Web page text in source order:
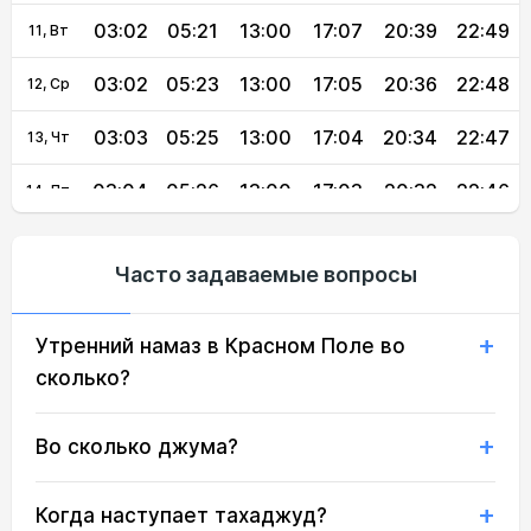
11, Вт 03:02 05:21 13:00 17:07 20:39 22:49
12, Ср 03:02 05:23 13:00 17:05 20:36 22:48
13, Чт 03:03 05:25 13:00 17:04 20:34 22:47
14, Пт 03:04 05:26 13:00 17:03 20:32 22:46
17, Пн 03:10 05:32 12:59 17:00 20:25 22:34
19, Ср 03:17 05:36 22:27
20, Чт 03:20 05:38 12:58 16:56 22:23
Часто задаваемые вопросы
Утренний намаз в Красном Поле во
сколько?
Во сколько джума?
Когда наступает тахаджуд?